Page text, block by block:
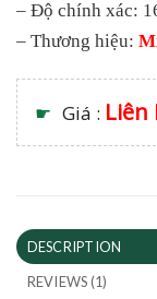
– Độ chính xác:
– Thương hiệu:
☛ Giá : Liên
DESCRIPTION
REVIEWS (1)